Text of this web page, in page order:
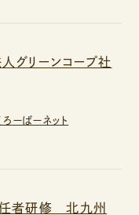
グリーンコープ社
ーばーネット
任者研修 北九州